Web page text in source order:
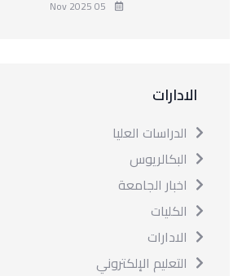
الادارات
الدراسات العليا
البكالريوس
اخبار الجامعة
الكليات
الادارات
التعليم الإلكتروني